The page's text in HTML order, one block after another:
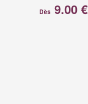
Dès 9.00 €